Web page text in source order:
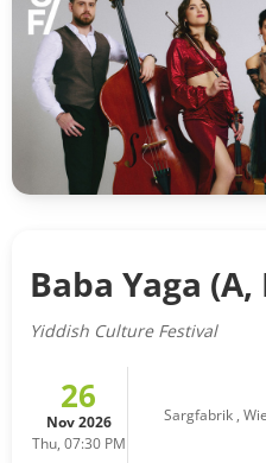
Baba Yaga (A,
Yiddish Culture Festival
26
Nov 2026
Thu, 07:30 PM
Sargfabrik ,